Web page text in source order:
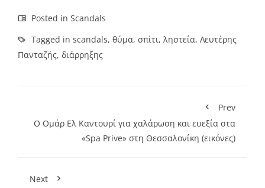
Posted in Scandals
Tagged in scandals, θύμα, σπίτι, ληστεία, Λευτέρης
Πανταζής, διάρρηξης
Prev
Ο Ομάρ Ελ Καντουρί για χαλάρωση και ευεξία στα
«Spa Prive» στη Θεσσαλονίκη (εικόνες)
Next